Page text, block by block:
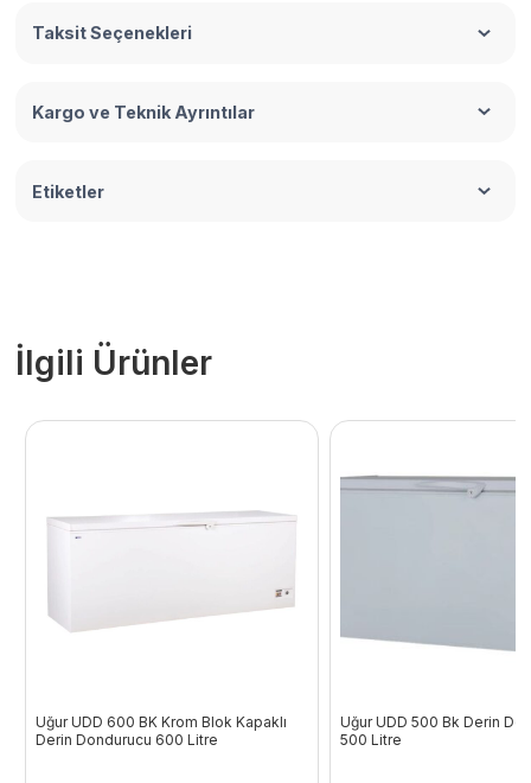
Taksit Seçenekleri
Kargo ve Teknik Ayrıntılar
Etiketler
İlgili Ürünler
Uğur UDD 600 BK Krom Blok Kapaklı
Derin Dondurucu 600 Litre
Uğur UDD 500 Bk Derin
500 Litre